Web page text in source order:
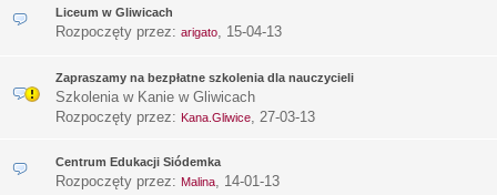
Liceum w Gliwicach
Rozpoczęty przez: arigato, 15-04-13
Zapraszamy na bezpłatne szkolenia dla nauczycieli
Szkolenia w Kanie w Gliwicach
Rozpoczęty przez: Kana.Gliwice, 27-03-13
Centrum Edukacji Siódemka
Rozpoczęty przez: Malina, 14-01-13